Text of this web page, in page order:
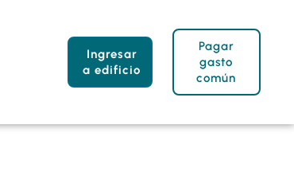
Ingresar
a edificio
Pagar
gasto
común